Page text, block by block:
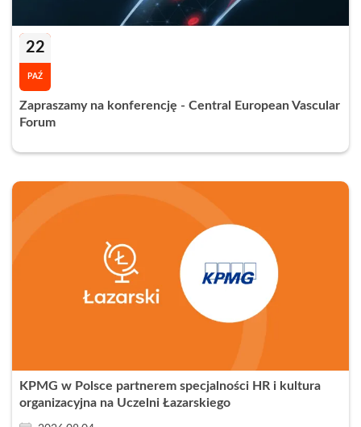
22
PAŹ
Zapraszamy na konferencję - Central European Vascular
Forum
KPMG w Polsce partnerem specjalności HR i kultura
organizacyjna na Uczelni Łazarskiego